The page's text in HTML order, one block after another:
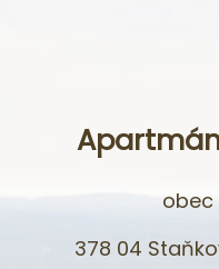
obec
378 04